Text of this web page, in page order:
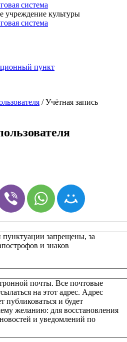
система
культуры
система
пункт
/Учётная запись
запрещены, за
и знаков
почты. Все почтовые
на этот адрес. Адрес
публиковаться и будет
желанию: для восстановления
и уведомлений по